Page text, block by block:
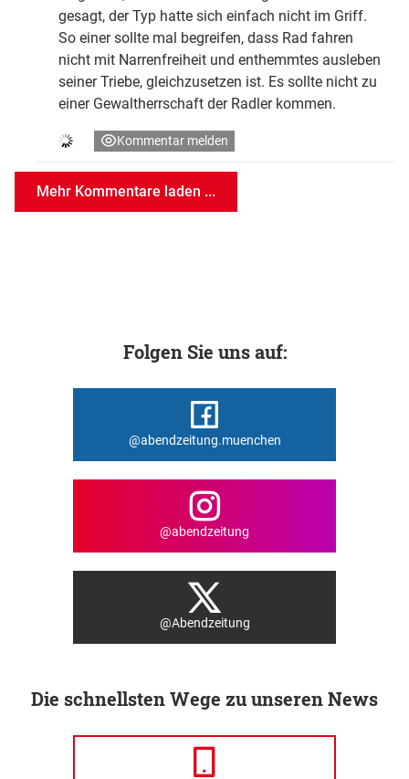
gesagt, der Typ hatte sich einfach nicht im Griff.
So einer sollte mal begreifen, dass Rad fahren
nicht mit Narrenfreiheit und enthemmtes ausleben
seiner Triebe, gleichzusetzen ist. Es sollte nicht zu
einer Gewaltherrschaft der Radler kommen.
Kommentar melden
Mehr Kommentare laden ...
Folgen Sie uns auf:
@abendzeitung.muenchen
@abendzeitung
@Abendzeitung
Die schnellsten Wege zu unseren News